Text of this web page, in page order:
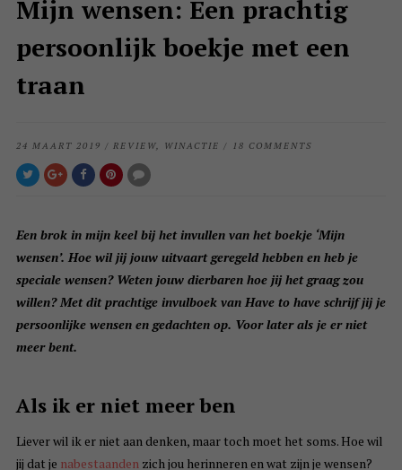
Mijn wensen: Een prachtig
persoonlijk boekje met een
traan
24 MAART 2019 / REVIEW, WINACTIE / 18 COMMENTS
Een brok in mijn keel bij het invullen van het boekje ‘Mijn
wensen’. Hoe wil jij jouw uitvaart geregeld hebben en heb je
speciale wensen? Weten jouw dierbaren hoe jij het graag zou
willen? Met dit prachtige invulboek van Have to have schrijf jij je
persoonlijke wensen en gedachten op. Voor later als je er niet
meer bent.
Als ik er niet meer ben
Liever wil ik er niet aan denken, maar toch moet het soms. Hoe wil
jij dat je nabestaandenzich jou herinneren en wat zijn je wensen?